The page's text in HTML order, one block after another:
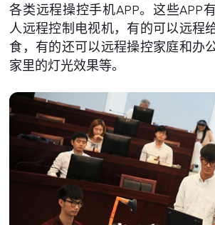
各类远程操控手机APP。这些APP
人远程控制电视机，有的可以远程
食，有的还可以远程操控家庭和办
家里的灯光效果等。